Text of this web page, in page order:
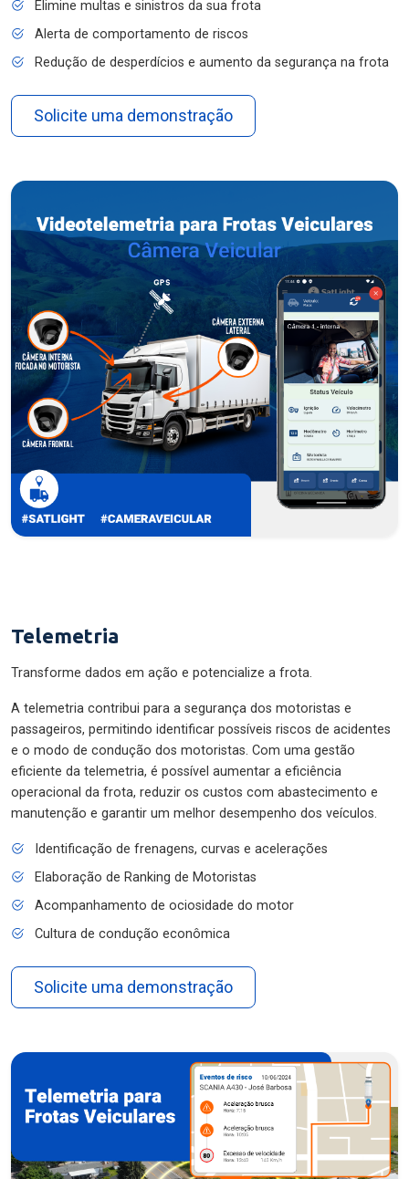
Elimine multas e sinistros da sua frota
Alerta de comportamento de riscos
Redução de desperdícios e aumento da segurança na frota
Solicite uma demonstração
Telemetria
Transforme dados em ação e potencialize a frota.
A telemetria contribui para a segurança dos motoristas e
passageiros, permitindo identificar possíveis riscos de acidentes
e o modo de condução dos motoristas. Com uma gestão
eficiente da telemetria, é possível aumentar a eficiência
operacional da frota, reduzir os custos com abastecimento e
manutenção e garantir um melhor desempenho dos veículos.
Identificação de frenagens, curvas e acelerações
Elaboração de Ranking de Motoristas
Acompanhamento de ociosidade do motor
Cultura de condução econômica
Solicite uma demonstração